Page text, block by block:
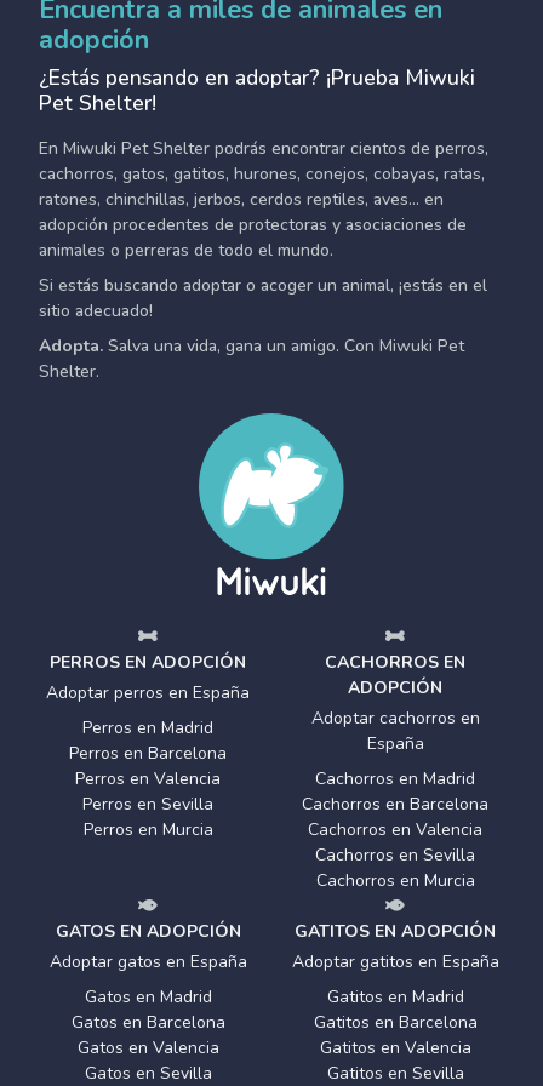
Encuentra a miles de animales en
adopción
¿Estás pensando en adoptar? ¡Prueba Miwuki
Pet Shelter!
En Miwuki Pet Shelter podrás encontrar cientos de perros,
cachorros, gatos, gatitos, hurones, conejos, cobayas, ratas,
ratones, chinchillas, jerbos, cerdos reptiles, aves... en
adopción procedentes de protectoras y asociaciones de
animales o perreras de todo el mundo.
Si estás buscando adoptar o acoger un animal, ¡estás en el
sitio adecuado!
Adopta. Salva una vida, gana un amigo. Con Miwuki Pet
Shelter.
PERROS EN ADOPCIÓN
Adoptar perros en España
Perros en Madrid
Perros en Barcelona
Perros en Valencia
Perros en Sevilla
Perros en Murcia
CACHORROS EN
ADOPCIÓN
Adoptar cachorros en
España
Cachorros en Madrid
Cachorros en Barcelona
Cachorros en Valencia
Cachorros en Sevilla
Cachorros en Murcia
GATOS EN ADOPCIÓN
Adoptar gatos en España
Gatos en Madrid
Gatos en Barcelona
Gatos en Valencia
Gatos en Sevilla
GATITOS EN ADOPCIÓN
Adoptar gatitos en España
Gatitos en Madrid
Gatitos en Barcelona
Gatitos en Valencia
Gatitos en Sevilla